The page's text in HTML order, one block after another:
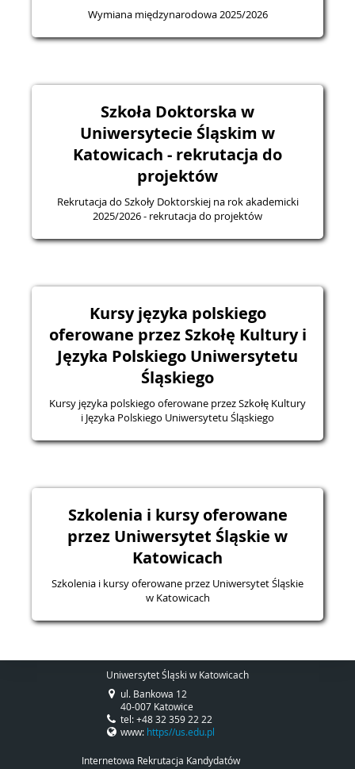
Wymiana międzynarodowa 2025/2026
Szkoła Doktorska w
Uniwersytecie Śląskim w
Katowicach - rekrutacja do
projektów
Rekrutacja do Szkoły Doktorskiej na rok akademicki
2025/2026 - rekrutacja do projektów
Kursy języka polskiego
oferowane przez Szkołę Kultury i
Języka Polskiego Uniwersytetu
Śląskiego
Kursy języka polskiego oferowane przez Szkołę Kultury
i Języka Polskiego Uniwersytetu Śląskiego
Szkolenia i kursy oferowane
przez Uniwersytet Śląskie w
Katowicach
Szkolenia i kursy oferowane przez Uniwersytet Śląskie
w Katowicach
Uniwersytet Śląski w Katowicach
ul. Bankowa 12
40-007 Katowice
tel: +48 32 359 22 22
www: https//us.edu.pl
Internetowa Rekrutacja Kandydatów